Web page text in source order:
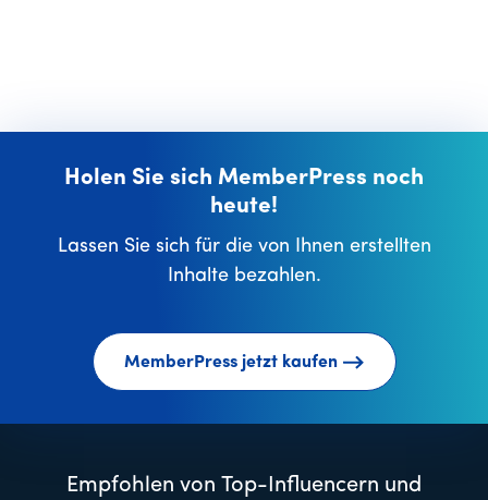
Holen Sie sich MemberPress noch
heute!
Lassen Sie sich für die von Ihnen erstellten
Inhalte bezahlen.
MemberPress jetzt kaufen
Empfohlen von Top-Influencern und